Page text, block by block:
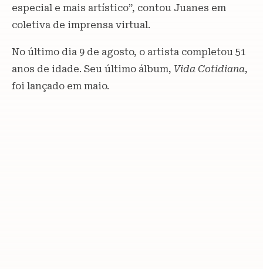
especial e mais artístico”, contou Juanes em
coletiva de imprensa virtual.
No último dia 9 de agosto, o artista completou 51
anos de idade. Seu último álbum, Vida Cotidiana,
foi lançado em maio.